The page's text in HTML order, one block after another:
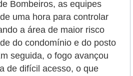
Bombeiros, as equipes
uma hora para controlar
a área de maior risco
do condomínio e do posto
seguida, o fogo avançou
de difícil acesso, o que